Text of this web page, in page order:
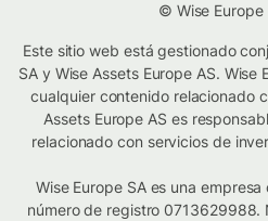
© Wise Europe
Este sitio web está gestionado
SA y Wise Assets Europe AS.
cualquier contenido relacionado
Assets Europe AS es
relacionado con servicios de
Wise Europe SA es una
número de registro 0713629988.